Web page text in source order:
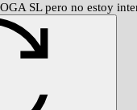
SL pero no estoy